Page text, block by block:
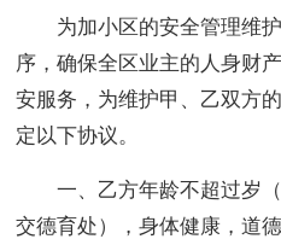
为加小区的安全管理维
序，确保全区业主的人身财
安服务，为维护甲、乙双方
定以下协议。
一、乙方年龄不超过岁
交德育处），身体健康，道